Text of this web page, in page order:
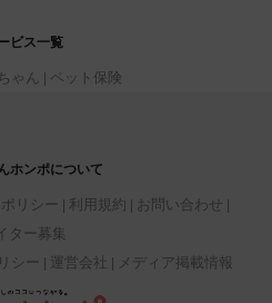
ビス一覧
ゃん ペット保険
ホンポについて
リシー 利用規約
お問い合わせ
ター募集
シー 運営会社 メディア掲載情報